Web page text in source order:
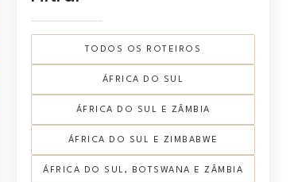
TODOS OS ROTEIROS
ÁFRICA DO SUL
ÁFRICA DO SUL E ZÂMBIA
ÁFRICA DO SUL E ZIMBABWE
ÁFRICA DO SUL, BOTSWANA E ZÂMBIA